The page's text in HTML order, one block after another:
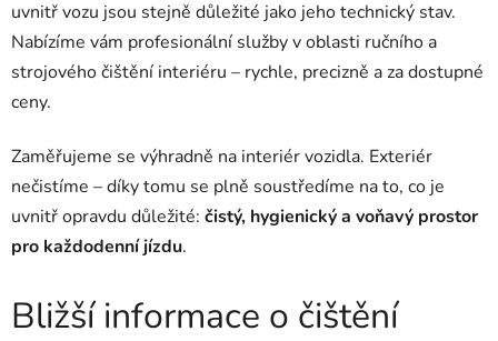
uvnitř vozu jsou stejně důležité jako jeho technický stav.
Nabízíme vám profesionální služby v oblasti ručního a
strojového čištění interiéru – rychle, precizně a za dostupné
ceny.
Zaměřujeme se výhradně na interiér vozidla. Exteriér
nečistíme – díky tomu se plně soustředíme na to, co je
uvnitř opravdu důležité: čistý, hygienický a voňavý prostor
pro každodenní jízdu.
Bližší informace o čištění